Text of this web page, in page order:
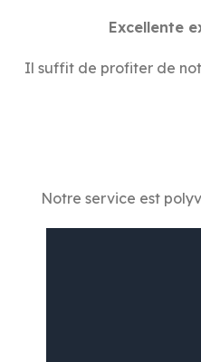
Excellente
Il suffit de profiter de
Notre service est